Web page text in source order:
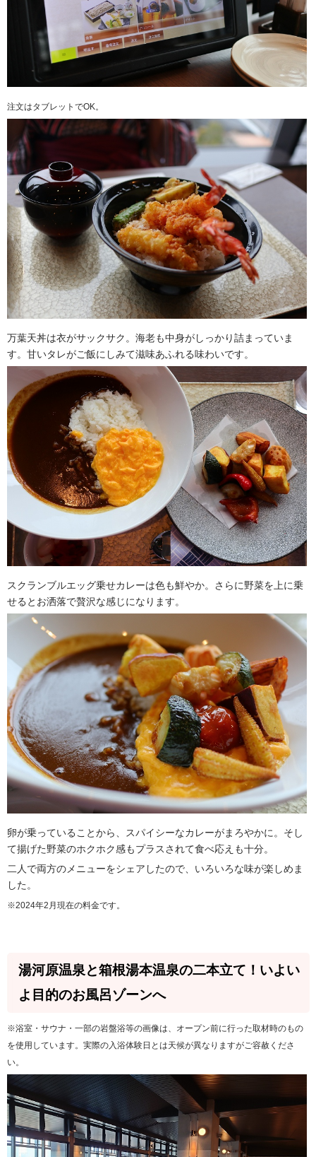
注文はタブレットでOK。
万葉天丼は衣がサックサク。海老も中身がしっかり詰まっていま
す。甘いタレがご飯にしみて滋味あふれる味わいです。
スクランブルエッグ乗せカレーは色も鮮やか。さらに野菜を上に乗
せるとお洒落で贅沢な感じになります。
卵が乗っていることから、スパイシーなカレーがまろやかに。そし
て揚げた野菜のホクホク感もプラスされて食べ応えも十分。
二人で両方のメニューをシェアしたので、いろいろな味が楽しめま
した。
※2024年2月現在の料金です。
湯河原温泉と箱根湯本温泉の二本立て！いよい
よ目的のお風呂ゾーンへ
※浴室・サウナ・一部の岩盤浴等の画像は、オープン前に行った取材時のもの
を使用しています。実際の入浴体験日とは天候が異なりますがご容赦くださ
い。